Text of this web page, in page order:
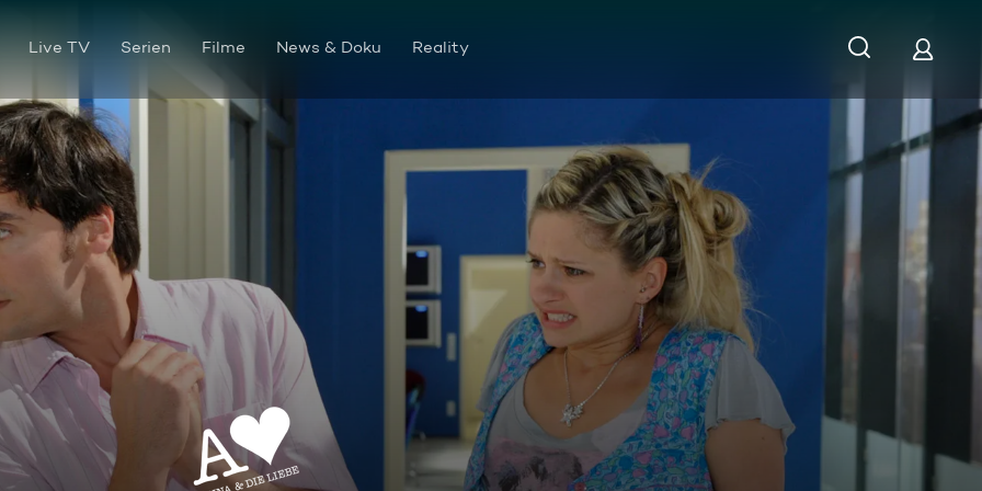
Live TV Serien Filme News & Doku Reality
Episode 3